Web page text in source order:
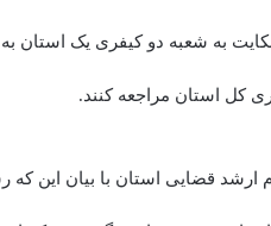
به شعبه دو کیفری یک استان به
کل استان مراجعه کنند.
ارشد قضایی استان با بیان این